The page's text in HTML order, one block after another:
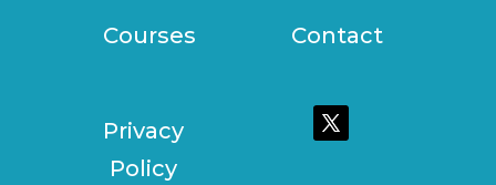
Courses Contact
Privacy
Policy